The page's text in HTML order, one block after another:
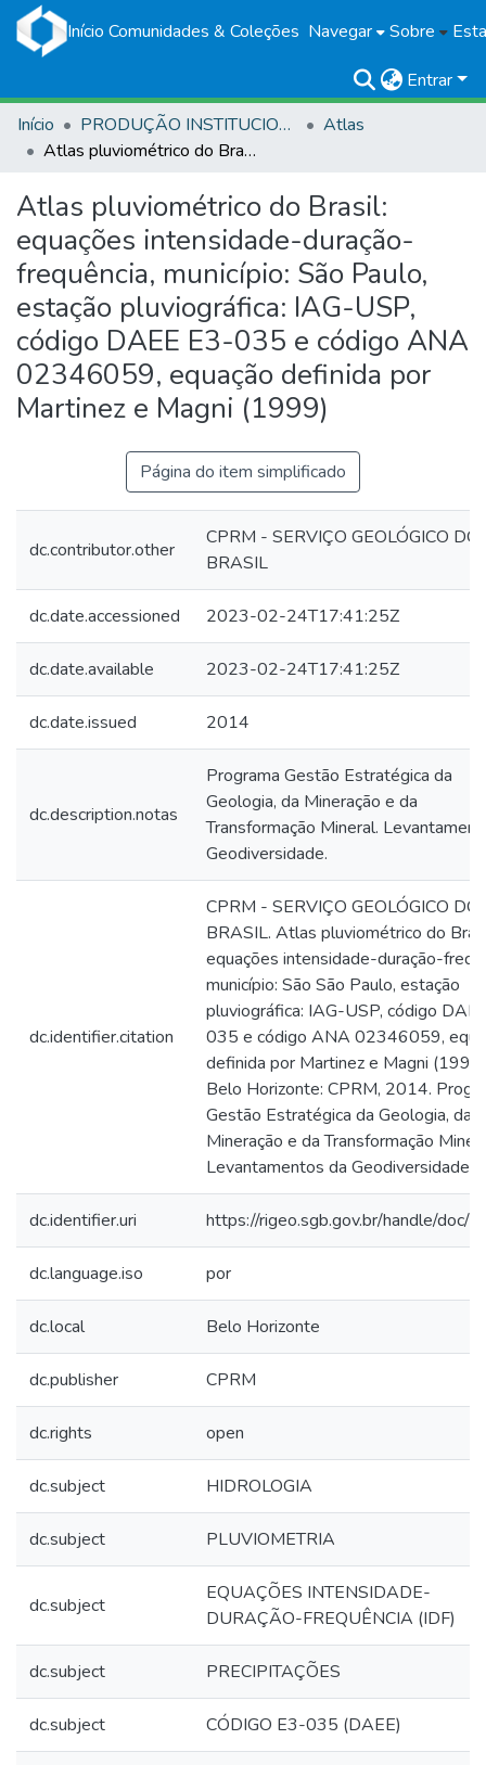
Início Comunidades & Coleções Navegar Sobre
Entrar
Início
PRODUÇÃO INSTITUCIONAL
Atlas
Atlas pluviométrico do Brasil: equações intensidade-duração-frequência, município: São Paulo, estação pluviográfica: IAG-USP, código DAEE E3-035 e código ANA 02346059, equação definida por Martinez e Magni (1999)
Atlas pluviométrico do Brasil:
equações intensidade-duração-
frequência, município: São Paulo,
estação pluviográfica: IAG-USP,
código DAEE E3-035 e código ANA
02346059, equação definida por
Martinez e Magni (1999)
Página do item simplificado
dc.contributor.other
CPRM - SERVIÇO GEOLÓGICO DO
BRASIL
dc.date.accessioned 2023-02-24T17:41:25Z
dc.date.available 2023-02-24T17:41:25Z
dc.date.issued 2014
dc.description.notas
Programa Gestão Estratégica da
Geologia, da Mineração e da
Transformação Mineral.
Geodiversidade.
dc.identifier.citation
CPRM - SERVIÇO GEOLÓGICO DO
BRASIL. Atlas pluviométrico do
equações intensidade-duração-
município: São São Paulo, estação
pluviográfica: IAG-USP, código
035 e código ANA 02346059,
definida por Martinez e Magni
Belo Horizonte: CPRM, 2014.
Gestão Estratégica da Geologia, da
Mineração e da Transformação
Levantamentos da Geodiversidade.
dc.identifier.uri https://rigeo.sgb.gov.br/handle/doc/
dc.language.iso por
dc.local Belo Horizonte
dc.publisher CPRM
dc.rights open
dc.subject HIDROLOGIA
dc.subject PLUVIOMETRIA
dc.subject
EQUAÇÕES INTENSIDADE-
DURAÇÃO-FREQUÊNCIA (IDF)
dc.subject PRECIPITAÇÕES
dc.subject CÓDIGO E3-035 (DAEE)